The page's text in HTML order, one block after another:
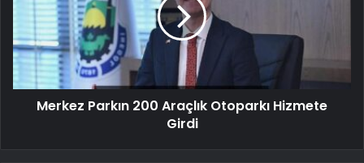
Merkez Parkın 200 Araçlık Otoparkı Hizmete
Girdi